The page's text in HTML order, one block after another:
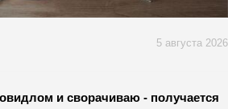
5 августа 2026
и сворачиваю - получается